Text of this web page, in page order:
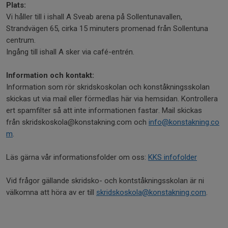
Plats:
Vi håller till i ishall A Sveab arena på Sollentunavallen,
Strandvägen 65, cirka 15 minuters promenad från Sollentuna
centrum.
Ingång till ishall A sker via café-entrén.
Information och kontakt:
Information som rör skridskoskolan och konståkningsskolan
skickas ut via mail eller förmedlas här via hemsidan. Kontrollera
ert spamfilter så att inte informationen fastar. Mail skickas
från skridskoskola@konstakning.com och info@konstakning.co
m.
Läs gärna vår informationsfolder om oss: KKS infofolder
Vid frågor gällande skridsko- och kontståkningsskolan är ni
välkomna att höra av er till skridskoskola@konstakning.com.